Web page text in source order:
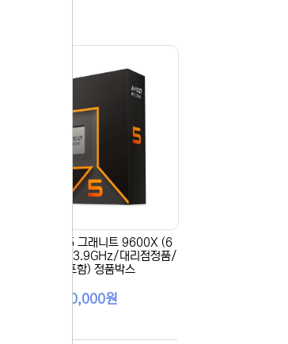
[AMD] 라이젠5 그래니트 9600X (6
코어/12스레드/3.9GHz/대리점정품/
쿨러미포함) 정품박스
330,000원